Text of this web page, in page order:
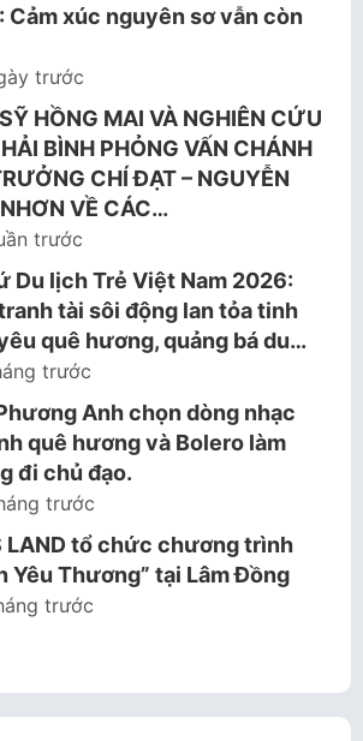
Cảm xúc nguyên sơ vẫn còn
trước
HỒNG MAI VÀ NGHIÊN CỨU
BÌNH PHỎNG VẤN CHÁNH
CHÍ ĐẠT – NGUYỄN
VỀ CÁC…
trước
Du lịch Trẻ Việt Nam 2026:
tài sôi động lan tỏa tinh
quê hương, quảng bá du…
trước
Anh chọn dòng nhạc
quê hương và Bolero làm
đi chủ đạo.
trước
LAND tổ chức chương trình
Yêu Thương” tại Lâm Đồng
trước